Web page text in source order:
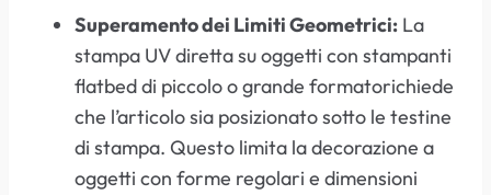
Superamento dei Limiti Geometrici: La
stampa UV diretta su oggetti con stampanti
flatbed di piccolo o grande formatorichiede
che l’articolo sia posizionato sotto le testine
di stampa. Questo limita la decorazione a
oggetti con forme regolari e dimensioni